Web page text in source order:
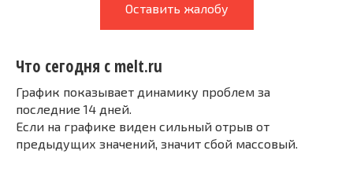
Оставить жалобу
Что сегодня с melt.ru
График показывает динамику проблем за
последние 14 дней.
Если на графике виден сильный отрыв от
предыдущих значений, значит сбой массовый.